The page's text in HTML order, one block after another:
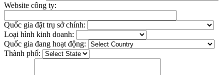
Website công ty:
Quốc gia đặt trụ sở chính:
Loại hình kinh doanh:
Quốc gia đang hoạt động:
Thành phố: